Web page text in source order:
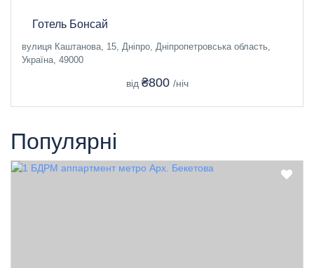
Готель Бонсай
вулиця Каштанова, 15, Дніпро, Дніпропетровська область,
Україна, 49000
від ₴800 /ніч
Популярні